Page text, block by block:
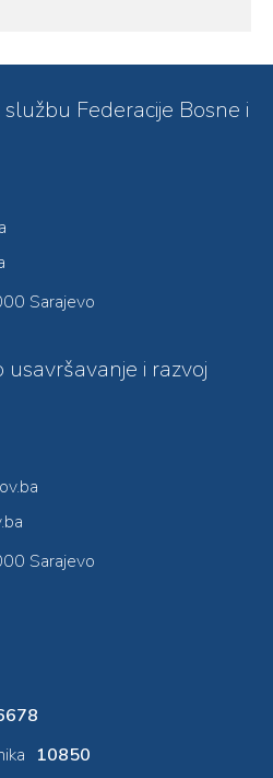
Federacije Bosne i
Sarajevo
i razvoj
Sarajevo
10850